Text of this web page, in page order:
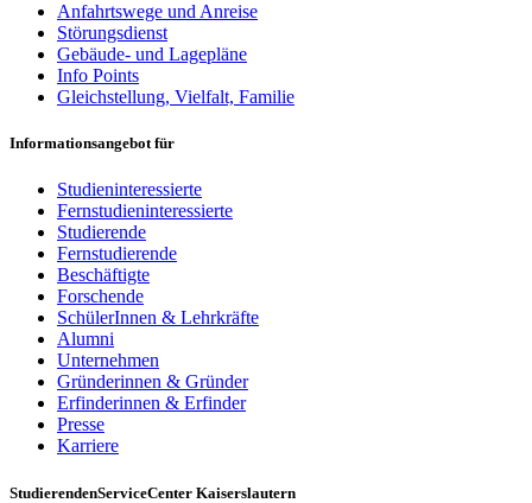
Anfahrtswege und Anreise
Störungsdienst
Gebäude- und Lagepläne
Info Points
Gleichstellung, Vielfalt, Familie
Informationsangebot für
Studieninteressierte
Fernstudieninteressierte
Studierende
Fernstudierende
Beschäftigte
Forschende
SchülerInnen & Lehrkräfte
Alumni
Unternehmen
Gründerinnen & Gründer
Erfinderinnen & Erfinder
Presse
Karriere
StudierendenServiceCenter Kaiserslautern